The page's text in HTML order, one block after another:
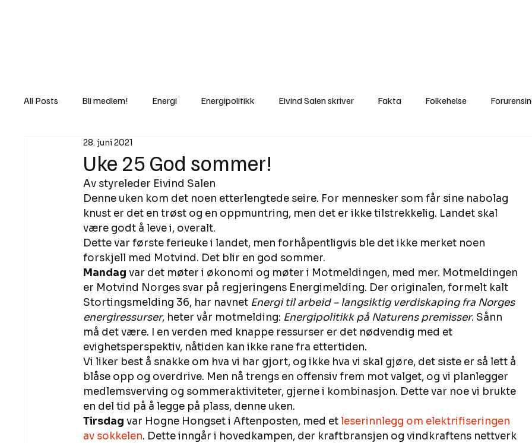
All Posts Bli medlem! Energi Energipolitikk Eivind Salen skriver Fakta Folkehelse
Lov og rett Lovbrudd
Rettslige skritt i Klartekst Ukens innlegg Utvalgte artikler Gaute forklarer Fakta om vindkraft
Uke 25 God sommer!
28. juni 2021
Av styreleder Eivind Salen
Denne uken kom det noen etterlengtede seire. For mennesker som får sine nabolag
knust er det en trøst og en oppmuntring, men det er ikke tilstrekkelig. Landet skal
være godt å leve i, overalt.
Dette var første ferieuke i landet, men forhåpentligvis ble det ikke merket noen
forskjell med Motvind. Det blir en god sommer.
Mandag var det møter i økonomi og møter i Motmeldingen, med mer. Motmeldingen
er Motvind Norges svar på regjeringens Energimelding. Der originalen, formelt kalt
Stortingsmelding 36, har navnet Energi til arbeid – langsiktig verdiskaping fra Norges
energiressurser, heter vår motmelding: Energipolitikk på Naturens premisser. Sånn
må det være. I en verden med knappe ressurser er det nødvendig med et
evighetsperspektiv, nåtiden kan ikke rane fra ettertiden.
Vi liker best å snakke om hva vi har gjort, og ikke hva vi skal gjøre, det siste er så lett å
blåse opp og overdrive. Men nå trengs en offensiv frem mot valget, og vi planlegger
medlemsverving og sommeraktiviteter, gjerne i kombinasjon. Dette var noe vi brukte
en del tid på å legge på plass, denne uken.
Tirsdag var Hogne Hongset i Aftenposten, med et leserinnlegg om elektrifiseringen
av sokkelen. Dette inngår i hovedkampen, der kraftbransjen og vindkraftens nettverk